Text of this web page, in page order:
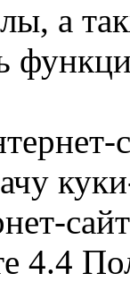
а
4.4